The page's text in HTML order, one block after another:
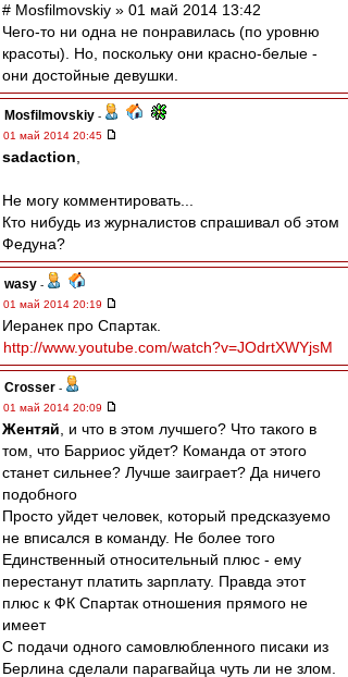
# Mosfilmovskiy » 01 май 2014 13:42
Чего-то ни одна не понравилась (по уровню
красоты). Но, поскольку они красно-белые -
они достойные девушки.
Mosfilmovskiy -
01 май 2014 20:45
sadaction
Не могу комментировать...
Кто нибудь из журналистов спрашивал об этом
Федуна?
wasy -
01 май 2014 20:19
Иеранек про Спартак.
http://www.youtube.com/watch?v=JOdrtXWYjsM
Crosser -
01 май 2014 20:09
Жентяй , и что в этом лучшего? Что такого в
том, что Барриос уйдет? Команда от этого
станет сильнее? Лучше заиграет? Да ничего
подобного
Просто уйдет человек, который предсказуемо
не вписался в команду. Не более того
Единственный относительный плюс - ему
перестанут платить зарплату. Правда этот
плюс к ФК Спартак отношения прямого не
имеет
С подачи одного самовлюбленного писаки из
Берлина сделали парагвайца чуть ли не злом.